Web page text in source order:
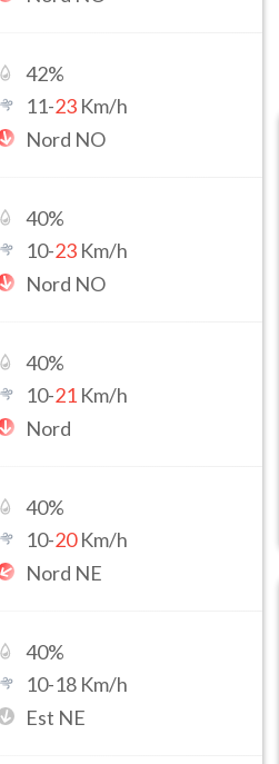
42%
11-23 Km/h
Nord NO
40%
10-23 Km/h
Nord NO
40%
10-21 Km/h
Nord
40%
10-20Km/h
Nord NE
40%
10-18 Km/h
Est NE